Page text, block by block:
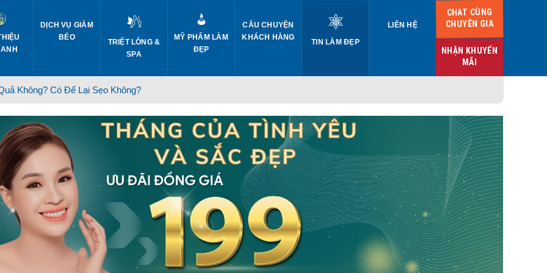
DỊCH VỤ GIẢM
BÉO
TRIỆT LÔNG &
SPA
MỸ PHẨM LÀM
ĐẸP
CÂU CHUYỆN
KHÁCH HÀNG
TIN LÀM ĐẸP
LIÊN HỆ
CHAT CÙNG
CHUYÊN GIA
NHẬN KHUYẾN
MÃI
Không? Có Để Lại Sẹo Không?